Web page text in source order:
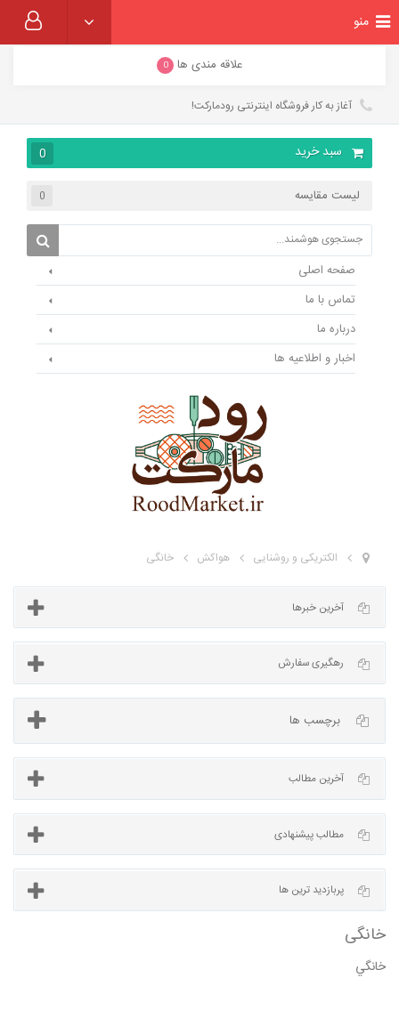
علاقه مندی ها 0
آغاز به کار فروشگاه اینترنتی رودمارکت!
سبد خرید 0
لیست مقایسه 0
صفحه اصلی
تماس با ما
درباره ما
اخبار و اطلاعیه ها
منو
الکتریکی و روشنایی هواکش خانگی
آخرین خبرها
برچسب ها
آخرین مطالب
مطالب پیشنهادی
خانگي